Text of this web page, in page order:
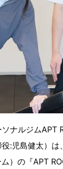
ナルジムAPT
:児島健太）
）の『APT